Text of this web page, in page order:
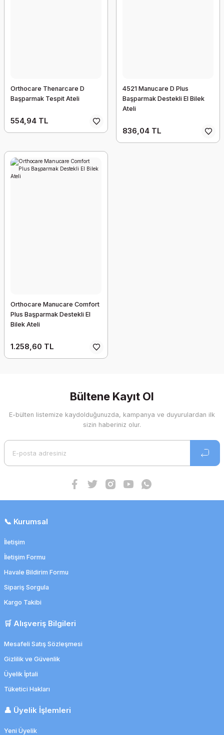
Orthocare Thenarcare D
Başparmak Tespit Ateli
554,94 TL
4521 Manucare D Plus
Başparmak Destekli El Bilek
Ateli
836,04 TL
Orthocare Manucare Comfort
Plus Başparmak Destekli El
Bilek Ateli
1.258,60 TL
Bültene Kayıt Ol
E-bülten listemize kaydolduğunuzda, kampanya ve duyurulardan ilk
sizin haberiniz olur.
📞 Kurumsal
İletişim
İletişim Formu
Havale Bildirim Formu
Sipariş Sorgula
Kargo Takibi
🛒 Alışveriş Bilgileri
Mesafeli Satış Sözleşmesi
Gizlilik ve Güvenlik
Üyelik İptali
Tüketici Hakları
👤 Üyelik İşlemleri
Yeni Üyelik